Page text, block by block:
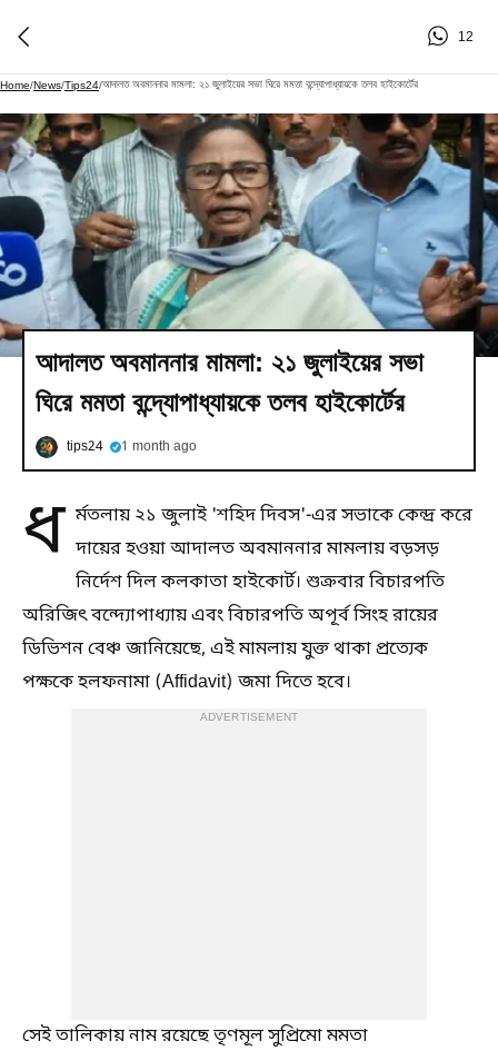
12
Home/News/Tips24/আদালত অবমাননার মামলা: ২১ জুলাইয়ের সভা ঘিরে মমতা বন্দ্যোপাধ্যায়কে তলব হাইকোর্টের
আদালত অবমাননার মামলা: ২১ জুলাইয়ের সভা
ঘিরে মমতা বন্দ্যোপাধ্যায়কে তলব হাইকোর্টের
tips24 1 month ago
ধ র্মতলায় ২১ জুলাই 'শহিদ দিবস'-এর সভাকে কেন্দ্র করে
দায়ের হওয়া আদালত অবমাননার মামলায় বড়সড়
নির্দেশ দিল কলকাতা হাইকোর্ট। শুক্রবার বিচারপতি
অরিজিৎ বন্দ্যোপাধ্যায় এবং বিচারপতি অপূর্ব সিংহ রায়ের
ডিভিশন বেঞ্চ জানিয়েছে, এই মামলায় যুক্ত থাকা প্রত্যেক
পক্ষকে হলফনামা (Affidavit) জমা দিতে হবে।
ADVERTISEMENT
সেই তালিকায় নাম রয়েছে তৃণমূল সুপ্রিমো মমতা